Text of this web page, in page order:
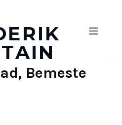
Bemeste